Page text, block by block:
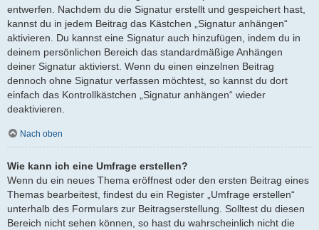
entwerfen. Nachdem du die Signatur erstellt und gespeichert hast,
kannst du in jedem Beitrag das Kästchen „Signatur anhängen“
aktivieren. Du kannst eine Signatur auch hinzufügen, indem du in
deinem persönlichen Bereich das standardmäßige Anhängen
deiner Signatur aktivierst. Wenn du einen einzelnen Beitrag
dennoch ohne Signatur verfassen möchtest, so kannst du dort
einfach das Kontrollkästchen „Signatur anhängen“ wieder
deaktivieren.
Nach oben
Wie kann ich eine Umfrage erstellen?
Wenn du ein neues Thema eröffnest oder den ersten Beitrag eines
Themas bearbeitest, findest du ein Register „Umfrage erstellen“
unterhalb des Formulars zur Beitragserstellung. Solltest du diesen
Bereich nicht sehen können, so hast du wahrscheinlich nicht die